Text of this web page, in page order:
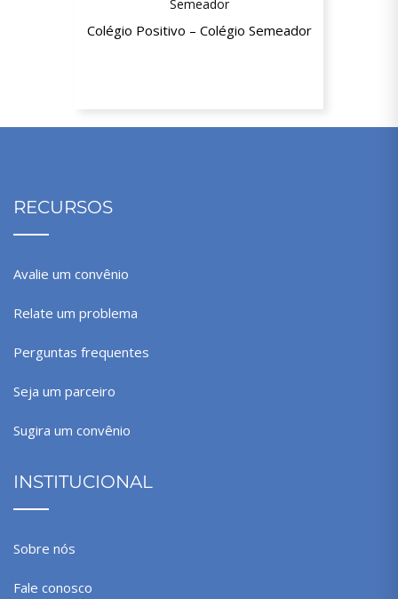
Colégio Positivo – Colégio Semeador
RECURSOS
Avalie um convênio
Relate um problema
Perguntas frequentes
Seja um parceiro
Sugira um convênio
INSTITUCIONAL
Sobre nós
Fale conosco